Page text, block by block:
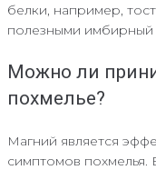
белки, например,
полезными имбирный
Можно ли
похмелье?
Магний является
симптомов